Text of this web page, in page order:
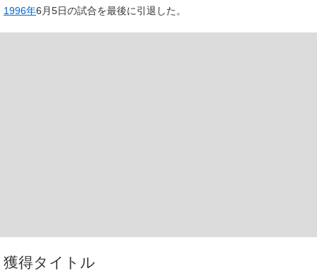
1996年6月5日の試合を最後に引退した。
獲得タイトル